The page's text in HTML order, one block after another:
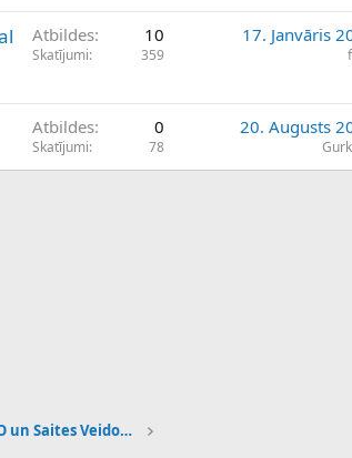
Atbildes 10
Skatījumi 359
17. Janvāris
Atbildes 0
Skatījumi 78
20. Augusts
Digitālais Mārketings, SEO un Saites Veidošana